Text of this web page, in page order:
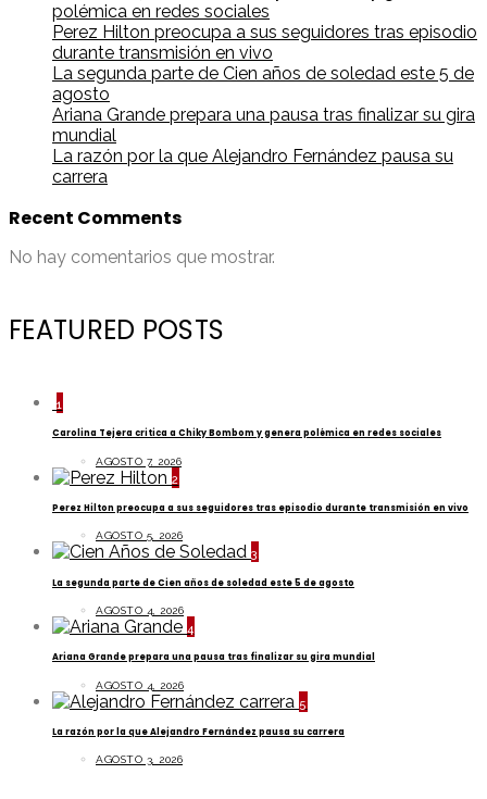
polémica en redes sociales
Perez Hilton preocupa a sus seguidores tras episodio
durante transmisión en vivo
La segunda parte de Cien años de soledad este 5 de
agosto
Ariana Grande prepara una pausa tras finalizar su gira
mundial
La razón por la que Alejandro Fernández pausa su
carrera
Recent Comments
No hay comentarios que mostrar.
FEATURED POSTS
1
Carolina Tejera critica a Chiky Bombom y genera polémica en redes sociales
AGOSTO 7, 2026
2
Perez Hilton preocupa a sus seguidores tras episodio durante transmisión en vivo
AGOSTO 5, 2026
3
La segunda parte de Cien años de soledad este 5 de agosto
AGOSTO 4, 2026
4
Ariana Grande prepara una pausa tras finalizar su gira mundial
AGOSTO 4, 2026
5
La razón por la que Alejandro Fernández pausa su carrera
AGOSTO 3, 2026